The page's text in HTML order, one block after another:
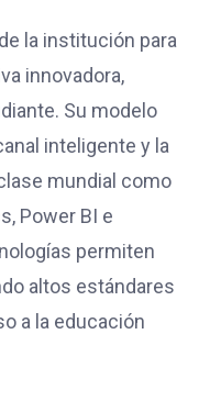
la institución para
innovadora,
Su modelo
inteligente y la
mundial como
Power BI e
permiten
altos estándares
a la educación